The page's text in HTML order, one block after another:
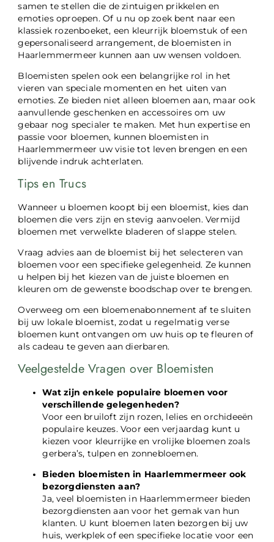
samen te stellen die de zintuigen prikkelen en
emoties oproepen. Of u nu op zoek bent naar een
klassiek rozenboeket, een kleurrijk bloemstuk of een
gepersonaliseerd arrangement, de bloemisten in
Haarlemmermeer kunnen aan uw wensen voldoen.
Bloemisten spelen ook een belangrijke rol in het
vieren van speciale momenten en het uiten van
emoties. Ze bieden niet alleen bloemen aan, maar ook
aanvullende geschenken en accessoires om uw
gebaar nog specialer te maken. Met hun expertise en
passie voor bloemen, kunnen bloemisten in
Haarlemmermeer uw visie tot leven brengen en een
blijvende indruk achterlaten.
Tips en Trucs
Wanneer u bloemen koopt bij een bloemist, kies dan
bloemen die vers zijn en stevig aanvoelen. Vermijd
bloemen met verwelkte bladeren of slappe stelen.
Vraag advies aan de bloemist bij het selecteren van
bloemen voor een specifieke gelegenheid. Ze kunnen
u helpen bij het kiezen van de juiste bloemen en
kleuren om de gewenste boodschap over te brengen.
Overweeg om een ​​bloemenabonnement af te sluiten
bij uw lokale bloemist, zodat u regelmatig verse
bloemen kunt ontvangen om uw huis op te fleuren of
als cadeau te geven aan dierbaren.
Veelgestelde Vragen over Bloemisten
Wat zijn enkele populaire bloemen voor
verschillende gelegenheden?
Voor een bruiloft zijn rozen, lelies en orchideeën
populaire keuzes. Voor een verjaardag kunt u
kiezen voor kleurrijke en vrolijke bloemen zoals
gerbera’s, tulpen en zonnebloemen.
Bieden bloemisten in Haarlemmermeer ook
bezorgdiensten aan?
Ja, veel bloemisten in Haarlemmermeer bieden
bezorgdiensten aan voor het gemak van hun
klanten. U kunt bloemen laten bezorgen bij uw
huis, werkplek of een specifieke locatie voor een